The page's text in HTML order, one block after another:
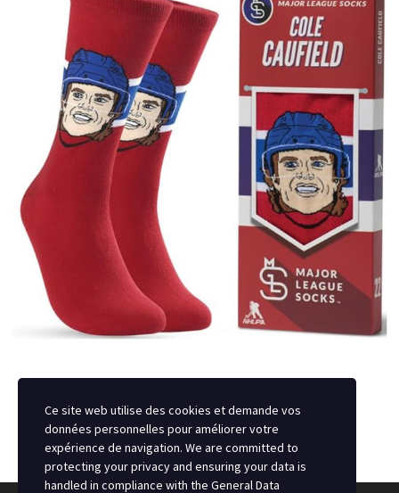
Ce site web utilise des cookies et demande vos
données personnelles pour améliorer votre
expérience de navigation. We are committed to
protecting your privacy and ensuring your data is
handled in compliance with the General Data